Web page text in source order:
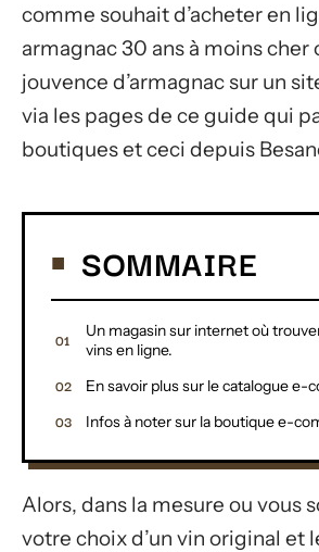
comme souhait d’acheter en
armagnac 30 ans à moins cher
jouvence d’armagnac sur un
via les pages de ce guide qui
boutiques et ceci depuis
SOMMAIRE
Un magasin sur internet où
vins en ligne.
En savoir plus sur le catalogue e-
Infos à noter sur la boutique e-
Alors, dans la mesure ou vous
votre choix d’un vin original et